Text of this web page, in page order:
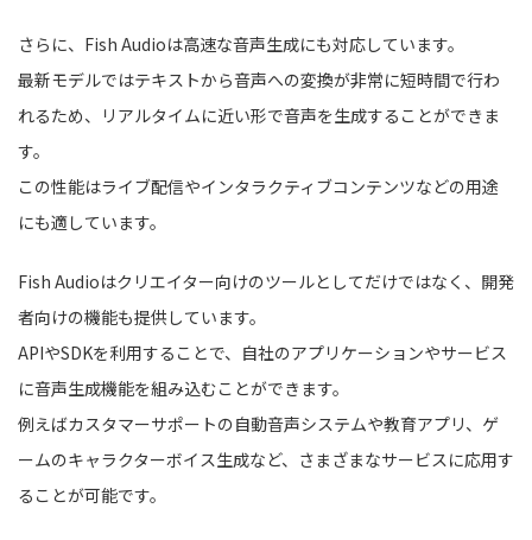
さらに、Fish Audioは高速な音声生成にも対応しています。
最新モデルではテキストから音声への変換が非常に短時間で行わ
れるため、リアルタイムに近い形で音声を生成することができま
す。
この性能はライブ配信やインタラクティブコンテンツなどの用途
にも適しています。
Fish Audioはクリエイター向けのツールとしてだけではなく、開発
者向けの機能も提供しています。
APIやSDKを利用することで、自社のアプリケーションやサービス
に音声生成機能を組み込むことができます。
例えばカスタマーサポートの自動音声システムや教育アプリ、ゲ
ームのキャラクターボイス生成など、さまざまなサービスに応用す
ることが可能です。